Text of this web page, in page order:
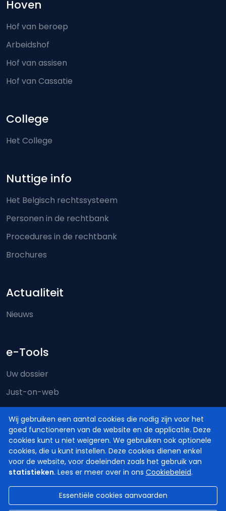
Wij gebruiken een aantal cookies die nodig zijn voor het
goed functioneren van de website en de applicatie. Deze
cookies kunt u niet weigeren. We gebruiken ook optionele
cookies, die u kunt instellen. Deze cookies dienen enkel
voor de website, voor doeleinden zoals het gebruik van
statistieken. Lees er meer over in ons Cookiebeleid.
Essentiële cookies aanvaarden
Hoven
Hof van beroep
Arbeidshof
Hof van assisen
Hof van Cassatie
College
Het College
Nuttige info
Het Belgisch rechtssysteem
Personen in de rechtbank
Procedures in de rechtbank
Brochures
Actualiteit
Nieuws
e-Tools
Uw dossier
Just-on-web
e-Deposit
Territoriale bevoegdheid